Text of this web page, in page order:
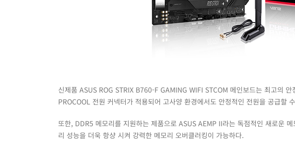
신제품 ASUS ROG STRIX B760-F GAMING WIFI STCOM 메인보드는 최고의
PROCOOL 전원 커넥터가 적용되어 고사양 환경에서도 안정적인 전원을 공급할
또한, DDR5 메모리를 지원하는 제품으로 ASUS AEMP II라는 독점적인 새로운
리 성능을 더욱 항샹 시켜 강력한 메모리 오버클러킹이 가능하다.